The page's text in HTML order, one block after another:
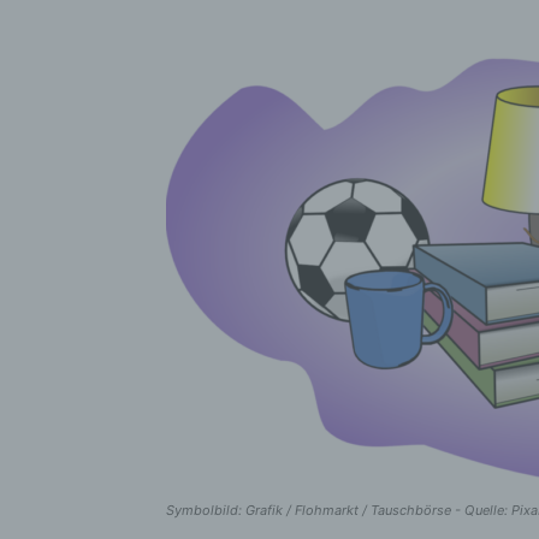
Symbolbild: Grafik / Flohmarkt / Tauschbörse - Quelle: